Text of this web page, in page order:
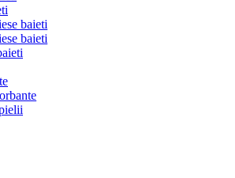
baieti
baieti